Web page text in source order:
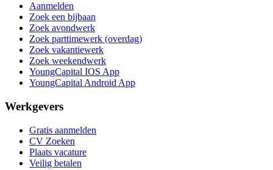
Aanmelden
Zoek een bijbaan
Zoek avondwerk
Zoek parttimewerk (overdag)
Zoek vakantiewerk
Zoek weekendwerk
YoungCapital IOS App
YoungCapital Android App
Werkgevers
Gratis aanmelden
CV Zoeken
Plaats vacature
Veilig betalen